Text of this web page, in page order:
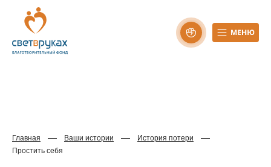
Главная Ваши истории
История потери
Простить себя